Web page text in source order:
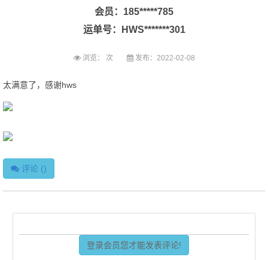
会员：185*****785
运单号：HWS*******301
浏览： 次 发布：2022-02-08
太满意了，感谢hws
评论 ()